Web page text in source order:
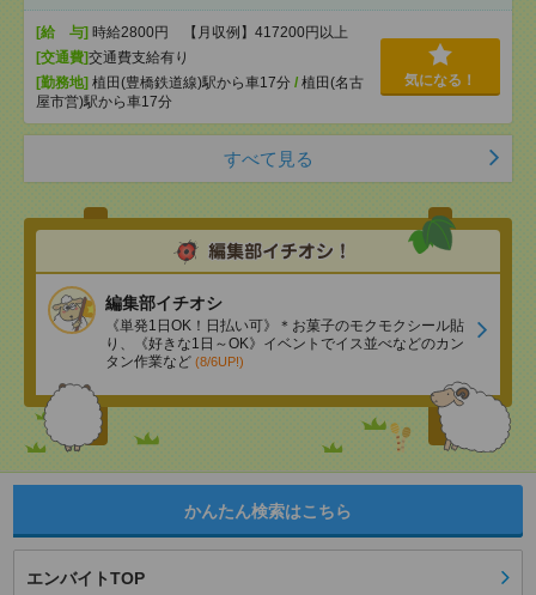
[給 与] 時給2800円 【月収例】417200円以上
[交通費]交通費支給有り
[勤務地] 植田(豊橋鉄道線)駅から車17分 / 植田(名古
屋市営)駅から車17分
気になる！
すべて見る
編集部イチオシ
《単発1日OK！日払い可》＊お菓子のモクモクシール貼
り、《好きな1日～OK》イベントでイス並べなどのカン
タン作業など (8/6UP!)
かんたん検索はこちら
エンバイトTOP